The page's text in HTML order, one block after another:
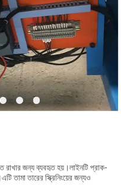
রাখার জন্য ব্যবহৃত হয়।লাইনটি প্রাক-
তামা তারের স্ক্রিনিংয়ের জন্যও